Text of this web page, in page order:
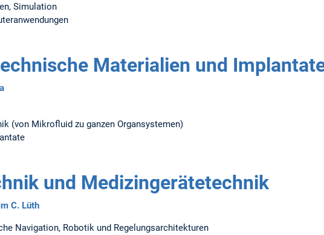
Simulation
Materialien und
(von Mikrofluid zu ganzen Organsystemen)
und Medizingerätetechnik
C. Lüth
Navigation, Robotik und Regelungsarchitekturen